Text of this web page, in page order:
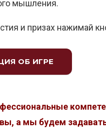
мышления.
и призах нажимай
ОБ ИГРЕ
а мы будем